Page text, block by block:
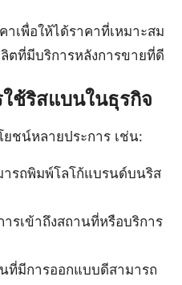
าเพื่อให้ได้ราคาที่เหมาะสม
ลิตที่มีบริการหลังการขายที่ดี
ช้ริสแบนในธุรกิจ
ชน์หลายประการ เช่น:
ารถพิมพ์โลโก้แบรนด์บนริส
ารเข้าถึงสถานที่หรือบริการ
ที่มีการออกแบบดีสามารถ